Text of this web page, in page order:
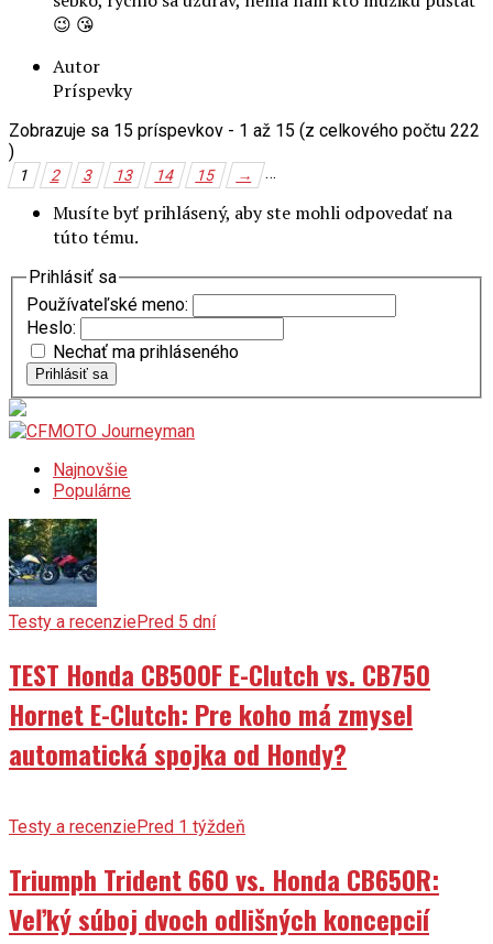
😉 😘
Autor
Príspevky
Zobrazuje sa 15 príspevkov - 1 až 15 (z celkového počtu 222
)
1 2 3 …
13 14 15 →
Musíte byť prihlásený, aby ste mohli odpovedať na
túto tému.
Prihlásiť sa
Používateľské meno:
Heslo:
Nechať ma prihláseného
Prihlásiť sa
Najnovšie
Populárne
Testy a recenziePred 5 dní
TEST Honda CB500F E-Clutch vs. CB750
Hornet E-Clutch: Pre koho má zmysel
automatická spojka od Hondy?
Testy a recenziePred 1 týždeň
Triumph Trident 660 vs. Honda CB650R:
Veľký súboj dvoch odlišných koncepcií